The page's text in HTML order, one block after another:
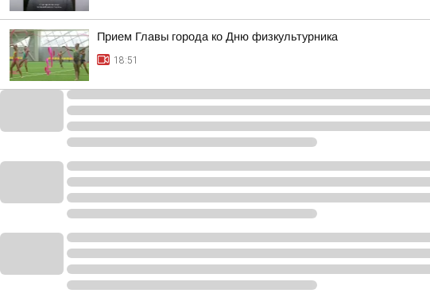
Прием Главы города ко Дню физкультурника
18:51